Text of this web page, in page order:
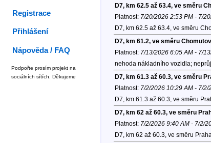
D7, km 62.5 až 63.4, ve směru
Platnost: 7/20/2026 2:53 PM - 7/
D7, km 62.5 až 63.4, ve směru
D7, km 61.2, ve směru Chomutov
Platnost: 7/13/2026 6:05 AM - 7/
nehoda nákladního vozidla;
D7, km 61.3 až 60.3, ve směru
Platnost: 7/2/2026 10:29 AM - 7/2/
D7, km 61.3 až 60.3, ve směru
D7, km 62 až 60.3, ve směru
Platnost: 7/2/2026 9:40 AM - 7/2/
D7, km 62 až 60.3, ve směru
Registrace
Přihlášení
Nápověda / FAQ
Podpořte prosím projekt na
sociálních sítích. Děkujeme